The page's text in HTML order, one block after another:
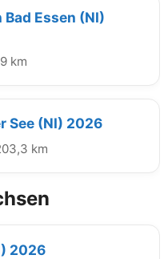
Essen (NI)
km
See (NI) 2026
km
2026